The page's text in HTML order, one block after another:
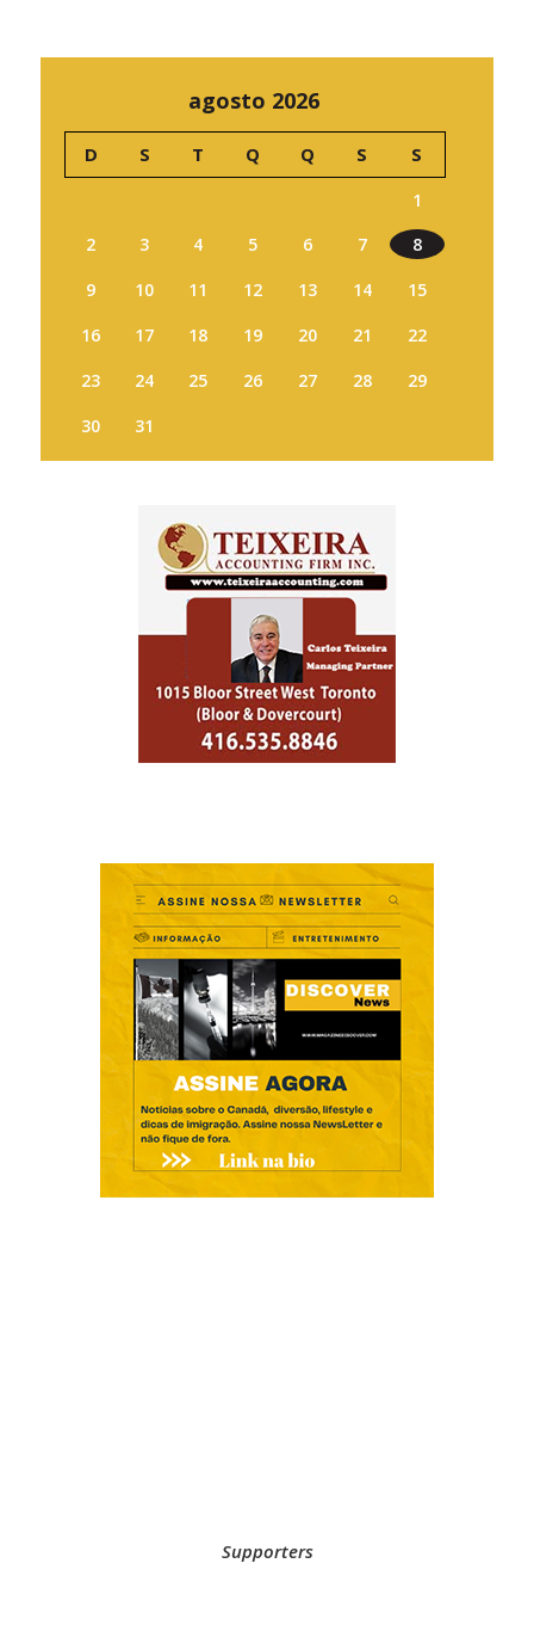
agosto 2026
D S T Q Q S S
1
2
3 4 5 6 7
8
9
10 11 12 13 14
15
16
17 18 19 20 21
22
23
24 25 26 27 28
29
30
31
Supporters